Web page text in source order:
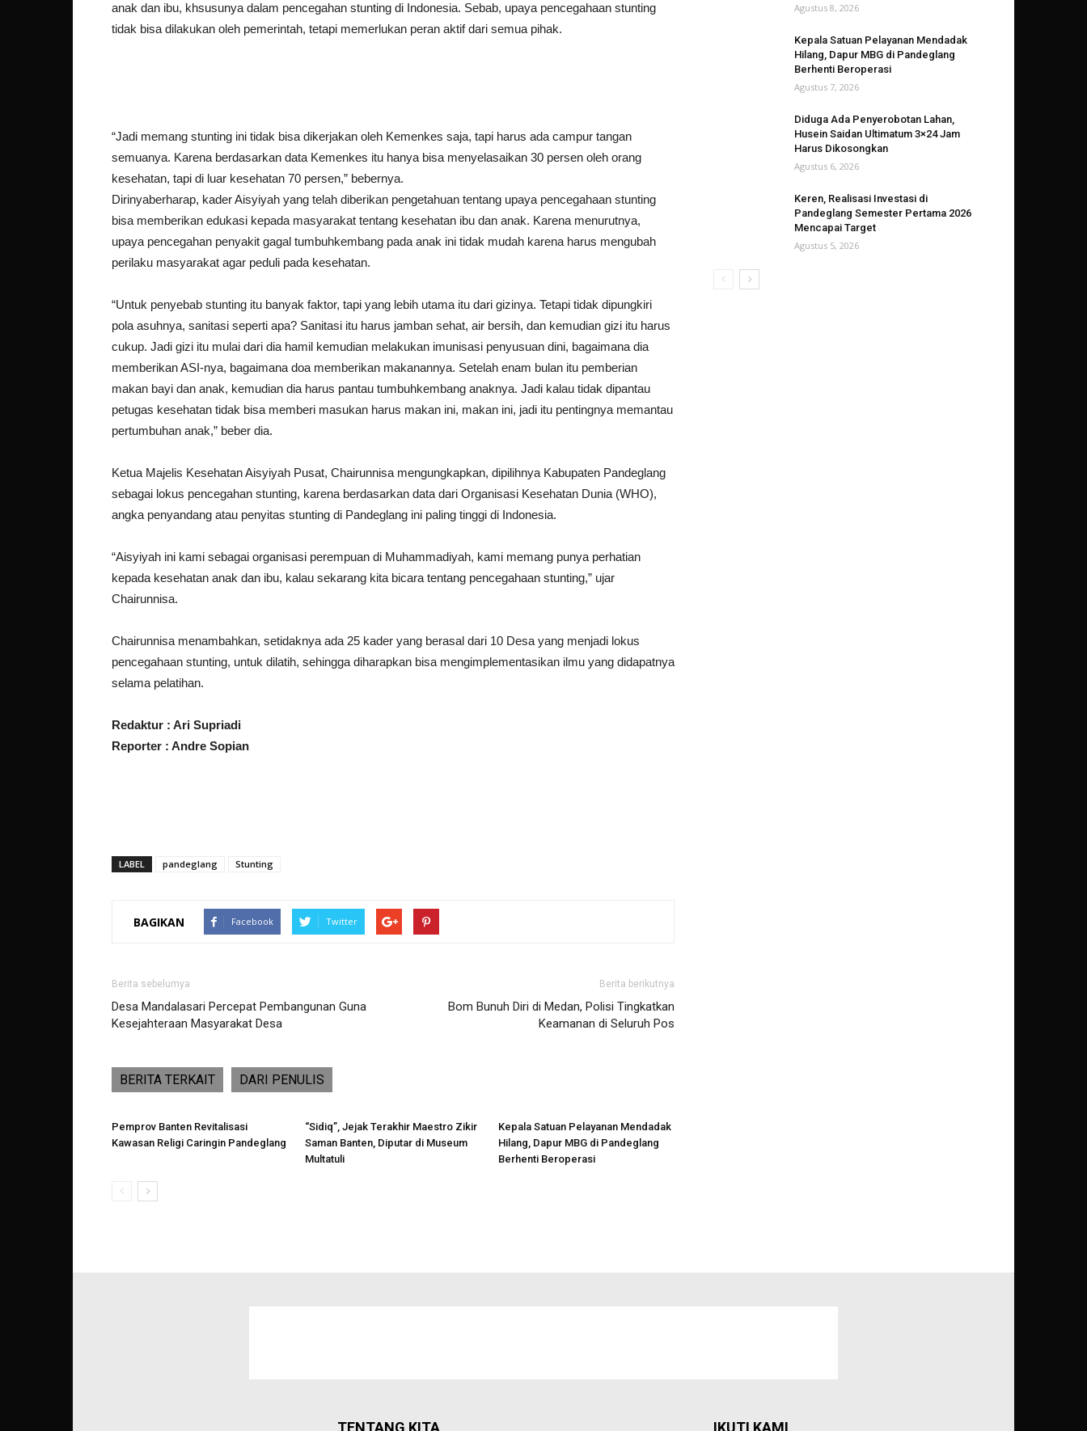
anak dan ibu, khsusunya dalam pencegahan stunting di Indonesia. Sebab, upaya pencegahaan stunting
tidak bisa dilakukan oleh pemerintah, tetapi memerlukan peran aktif dari semua pihak.
“Jadi memang stunting ini tidak bisa dikerjakan oleh Kemenkes saja, tapi harus ada campur tangan
semuanya. Karena berdasarkan data Kemenkes itu hanya bisa menyelasaikan 30 persen oleh orang
kesehatan, tapi di luar kesehatan 70 persen,” bebernya.
Dirinyaberharap, kader Aisyiyah yang telah diberikan pengetahuan tentang upaya pencegahaan stunting
bisa memberikan edukasi kepada masyarakat tentang kesehatan ibu dan anak. Karena menurutnya,
upaya pencegahan penyakit gagal tumbuhkembang pada anak ini tidak mudah karena harus mengubah
perilaku masyarakat agar peduli pada kesehatan.
“Untuk penyebab stunting itu banyak faktor, tapi yang lebih utama itu dari gizinya. Tetapi tidak dipungkiri
pola asuhnya, sanitasi seperti apa? Sanitasi itu harus jamban sehat, air bersih, dan kemudian gizi itu harus
cukup. Jadi gizi itu mulai dari dia hamil kemudian melakukan imunisasi penyusuan dini, bagaimana dia
memberikan ASI-nya, bagaimana doa memberikan makanannya. Setelah enam bulan itu pemberian
makan bayi dan anak, kemudian dia harus pantau tumbuhkembang anaknya. Jadi kalau tidak dipantau
petugas kesehatan tidak bisa memberi masukan harus makan ini, makan ini, jadi itu pentingnya memantau
pertumbuhan anak,” beber dia.
Ketua Majelis Kesehatan Aisyiyah Pusat, Chairunnisa mengungkapkan, dipilihnya Kabupaten Pandeglang
sebagai lokus pencegahan stunting, karena berdasarkan data dari Organisasi Kesehatan Dunia (WHO),
angka penyandang atau penyitas stunting di Pandeglang ini paling tinggi di Indonesia.
“Aisyiyah ini kami sebagai organisasi perempuan di Muhammadiyah, kami memang punya perhatian
kepada kesehatan anak dan ibu, kalau sekarang kita bicara tentang pencegahaan stunting,” ujar
Chairunnisa.
Chairunnisa menambahkan, setidaknya ada 25 kader yang berasal dari 10 Desa yang menjadi lokus
pencegahaan stunting, untuk dilatih, sehingga diharapkan bisa mengimplementasikan ilmu yang didapatnya
selama pelatihan.
Redaktur : Ari Supriadi
Reporter : Andre Sopian
LABEL pandeglang Stunting
BAGIKAN Facebook Twitter
Berita sebelumya
Desa Mandalasari Percepat Pembangunan Guna
Kesejahteraan Masyarakat Desa
Berita berikutnya
Bom Bunuh Diri di Medan, Polisi Tingkatkan
Keamanan di Seluruh Pos
BERITA TERKAIT DARI PENULIS
Pemprov Banten Revitalisasi
Kawasan Religi Caringin Pandeglang
“Sidiq”, Jejak Terakhir Maestro Zikir
Saman Banten, Diputar di Museum
Multatuli
Kepala Satuan Pelayanan Mendadak
Hilang, Dapur MBG di Pandeglang
Berhenti Beroperasi
Agustus 8, 2026
Kepala Satuan Pelayanan Mendadak
Hilang, Dapur MBG di Pandeglang
Berhenti Beroperasi
Agustus 7, 2026
Diduga Ada Penyerobotan Lahan,
Husein Saidan Ultimatum 3×24 Jam
Harus Dikosongkan
Agustus 6, 2026
Keren, Realisasi Investasi di
Pandeglang Semester Pertama 2026
Mencapai Target
Agustus 5, 2026
TENTANG KITA IKUTI KAMI